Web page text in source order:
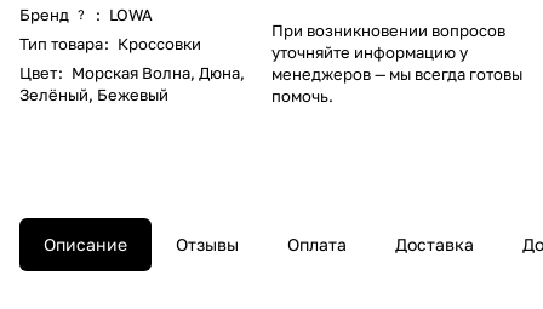
Бренд ? : LOWA
Тип товара: Кроссовки
Цвет: Морская Волна, Дюна,
Зелёный, Бежевый
При возникновении вопросов
уточняйте информацию у
менеджеров— мы всегда готовы
помочь.
Описание Отзывы Оплата Доставка